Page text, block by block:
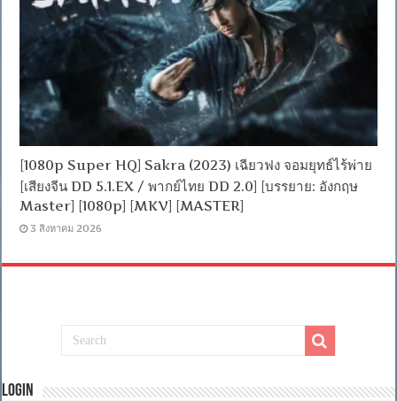
[1080p Super HQ] Sakra (2023) เฉียวฟง จอมยุทธ์ไร้พ่าย
[เสียงจีน DD 5.1.EX / พากย์ไทย DD 2.0] [บรรยาย: อังกฤษ
Master] [1080p] [MKV] [MASTER]
3 สิงหาคม 2026
Login